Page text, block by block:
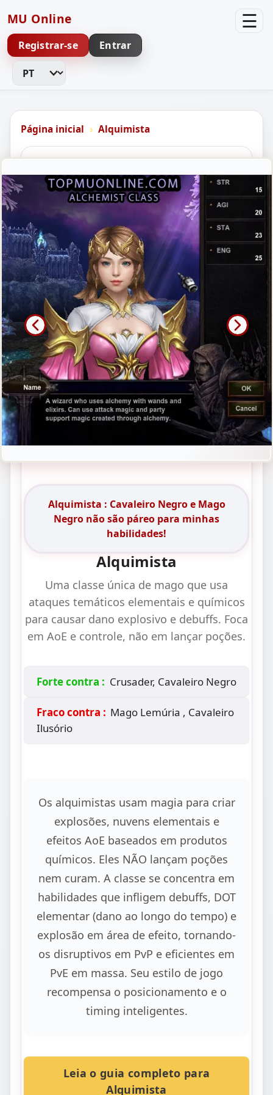
MU Online ☰
Registrar-se Entrar
Alterar idioma
Página inicial Alquimista
Alquimista : Cavaleiro Negro e Mago
Negro não são páreo para minhas
habilidades!
Alquimista
Uma classe única de mago que usa
ataques temáticos elementais e químicos
para causar dano explosivo e debuffs. Foca
em AoE e controle, não em lançar poções.
Forte contra : Crusader, Cavaleiro Negro
Fraco contra : Mago Lemúria , Cavaleiro
Ilusório
Os alquimistas usam magia para criar
explosões, nuvens elementais e
efeitos AoE baseados em produtos
químicos. Eles NÃO lançam poções
nem curam. A classe se concentra em
habilidades que infligem debuffs, DOT
elementar (dano ao longo do tempo) e
explosão em área de efeito, tornando-
os disruptivos em PvP e eficientes em
PvE em massa. Seu estilo de jogo
recompensa o posicionamento e o
timing inteligentes.
Leia o guia completo para
Alquimista